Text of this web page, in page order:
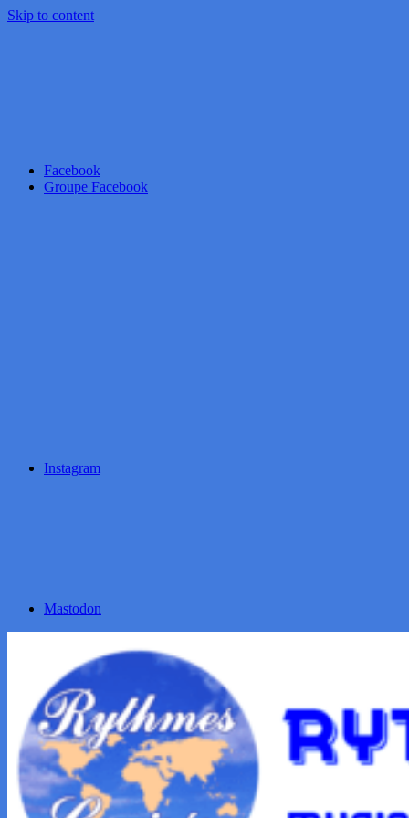
Skip to content
Facebook
Groupe Facebook
Instagram
Mastodon